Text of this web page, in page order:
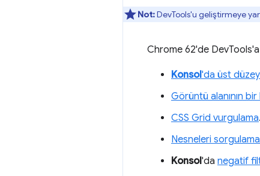
Not:DevTools'u geliştirmeye
Chrome 62'de
Konsol'da üst düzey
Görüntü alanının
CSS Grid vurgulama.
Nesneleri
Konsol'da negatif